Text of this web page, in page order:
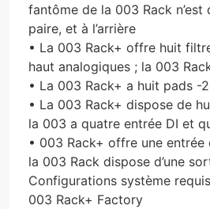
fantôme de la 003 Rack
paire, et à l’arrière
• La 003 Rack+ offre huit
haut analogiques ; la 003
• La 003 Rack+ a huit pads -
• La 003 Rack+ dispose de
la 003 a quatre entrée DI et
• 003 Rack+ offre une entrée
la 003 Rack dispose d’une
Configurations système
003 Rack+ Factory